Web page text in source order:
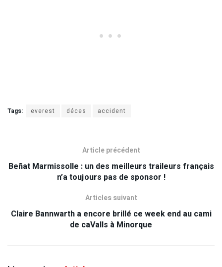
Tags: everest déces accident
Article précédent
Beñat Marmissolle : un des meilleurs traileurs français
n’a toujours pas de sponsor !
Articles suivant
Claire Bannwarth a encore brillé ce week end au cami
de caValls à Minorque